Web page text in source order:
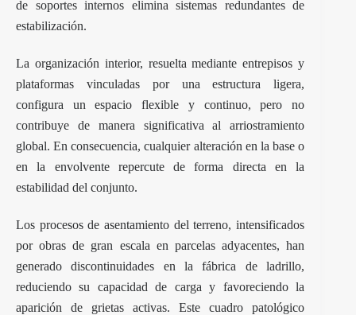
de soportes internos elimina sistemas redundantes de
estabilización.
La organización interior, resuelta mediante entrepisos y
plataformas vinculadas por una estructura ligera,
configura un espacio flexible y continuo, pero no
contribuye de manera significativa al arriostramiento
global. En consecuencia, cualquier alteración en la base o
en la envolvente repercute de forma directa en la
estabilidad del conjunto.
Los procesos de asentamiento del terreno, intensificados
por obras de gran escala en parcelas adyacentes, han
generado discontinuidades en la fábrica de ladrillo,
reduciendo su capacidad de carga y favoreciendo la
aparición de grietas activas. Este cuadro patológico